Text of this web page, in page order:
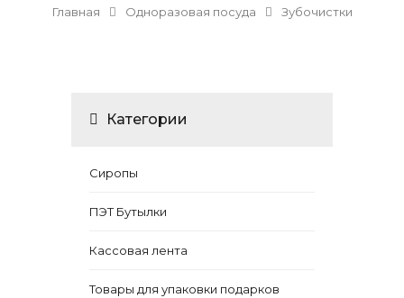
Главная Одноразовая посуда Зубочистки
Категории
Сиропы
ПЭТ Бутылки
Кассовая лента
Товары для упаковки подарков